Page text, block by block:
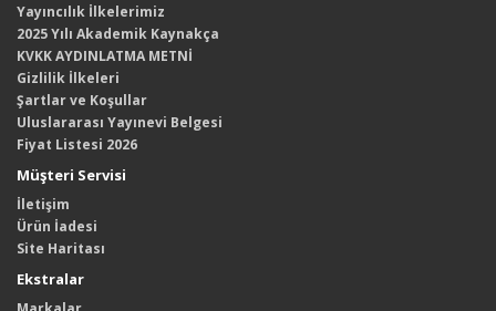
Yayıncılık İlkelerimiz
2025 Yılı Akademik Kaynakça
KVKK AYDINLATMA METNİ
Gizlilik İlkeleri
Şartlar ve Koşullar
Uluslararası Yayınevi Belgesi
Fiyat Listesi 2026
Müşteri Servisi
İletişim
Ürün İadesi
Site Haritası
Ekstralar